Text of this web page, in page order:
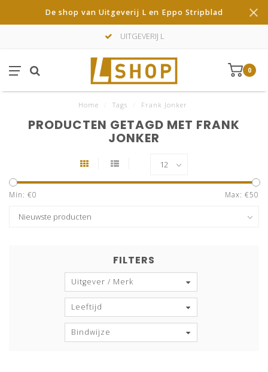
De shop van Uitgeverij L en Eppo Stripblad
UITGEVERIJ L
0
Home Tags Frank Jonker
PRODUCTEN GETAGD MET FRANK
JONKER
Min: €0 Max: €50
FILTERS
Uitgever / Merk
Leeftijd
Bindwijze